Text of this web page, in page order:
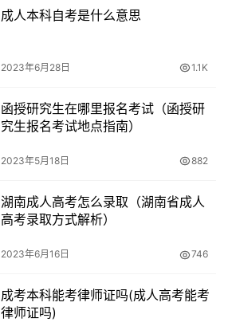
成人本科自考是什么意思
2023年6月28日 1.1K
函授研究生在哪里报名考试（函授研
究生报名考试地点指南）
2023年5月18日 882
湖南成人高考怎么录取（湖南省成人
高考录取方式解析）
2023年6月16日 746
成考本科能考律师证吗(成人高考能考
律师证吗)